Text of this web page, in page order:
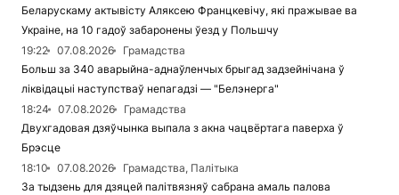
Беларускаму актывісту Аляксею Францкевічу, які пражывае ва
Украіне, на 10 гадоў забаронены ўезд у Польшчу
19:22
07.08.2026
Грамадства
Больш за 340 аварыйна-аднаўленчых брыгад задзейнічана ў
ліквідацыі наступстваў непагадзі — "Белэнерга"
18:24
07.08.2026
Грамадства
Двухгадовая дзяўчынка выпала з акна чацвёртага паверха ў
Брэсце
18:10
07.08.2026
Грамадства, Палітыка
За тыдзень для дзяцей палітвязняў сабрана амаль палова